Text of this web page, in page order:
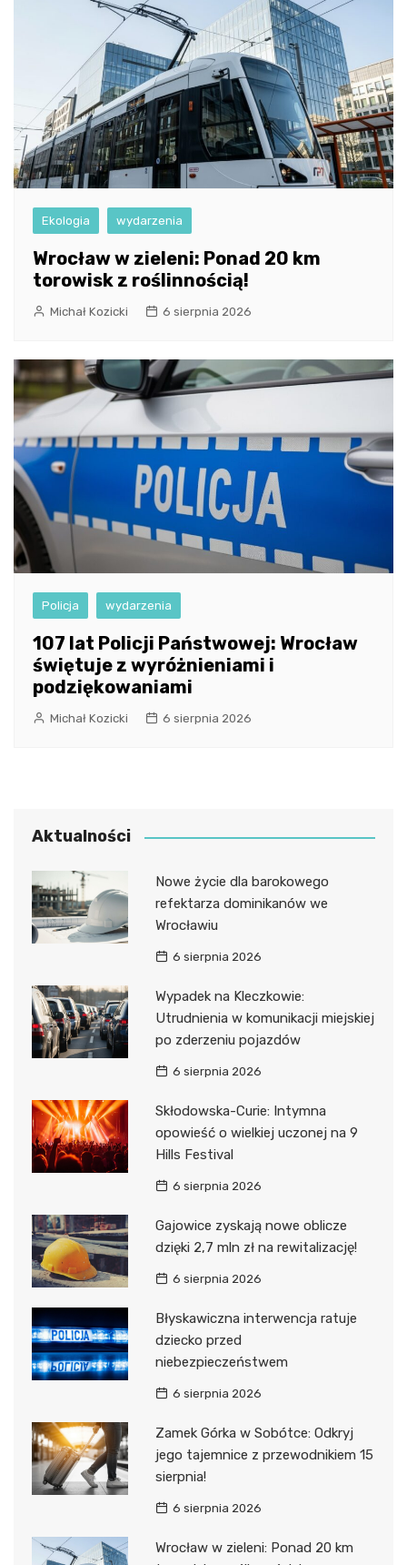
Ekologia wydarzenia
Wrocław w zieleni: Ponad 20 km
torowisk z roślinnością!
Michał Kozicki 6 sierpnia 2026
Policja wydarzenia
107 lat Policji Państwowej: Wrocław
świętuje z wyróżnieniami i
podziękowaniami
Michał Kozicki 6 sierpnia 2026
Aktualności
Nowe życie dla barokowego
refektarza dominikanów we
Wrocławiu
6 sierpnia 2026
Wypadek na Kleczkowie:
Utrudnienia w komunikacji miejskiej
po zderzeniu pojazdów
6 sierpnia 2026
Skłodowska-Curie: Intymna
opowieść o wielkiej uczonej na 9
Hills Festival
6 sierpnia 2026
Gajowice zyskają nowe oblicze
dzięki 2,7 mln zł na rewitalizację!
6 sierpnia 2026
Błyskawiczna interwencja ratuje
dziecko przed
niebezpieczeństwem
6 sierpnia 2026
Zamek Górka w Sobótce: Odkryj
jego tajemnice z przewodnikiem 15
sierpnia!
6 sierpnia 2026
Wrocław w zieleni: Ponad 20 km